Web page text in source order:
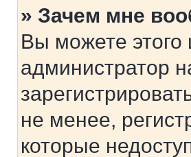
» Зачем мне
Вы можете этого
администратор
не менее,
которые